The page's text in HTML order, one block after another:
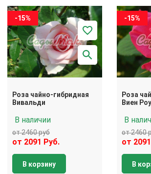
-15%
Роза чайно-гибридная
Вивальди
В наличии
от 2460 руб
от 2091 Руб.
В корзину
-15%
Роза
Виен
В
от 2460
от
В